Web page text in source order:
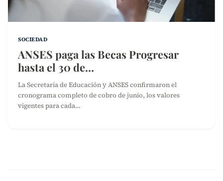
SOCIEDAD
ANSES paga las Becas Progresar
hasta el 30 de…
La Secretaría de Educación y ANSES confirmaron el
cronograma completo de cobro de junio, los valores
vigentes para cada…